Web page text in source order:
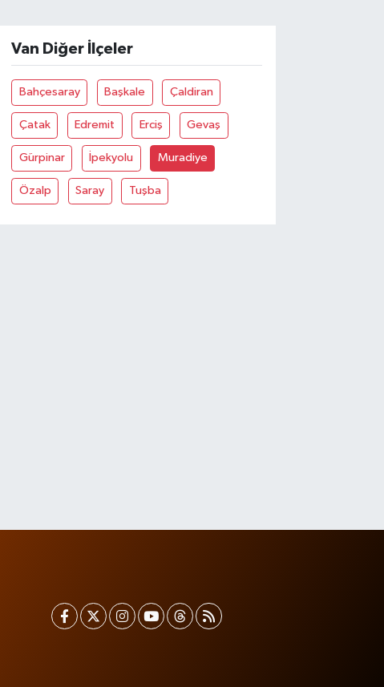
Van Diğer İlçeler
Bahçesaray Başkale Çaldiran
Çatak Edremit Erciş Gevaş
Gürpinar İpekyolu Muradiye
Özalp Saray Tuşba